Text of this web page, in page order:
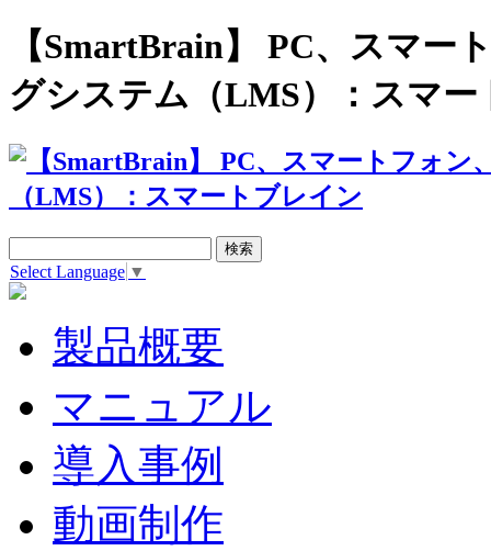
【SmartBrain】 PC、スマー
グシステム（LMS）：スマー
Select Language ▼
製品概要
マニュアル
導入事例
動画制作